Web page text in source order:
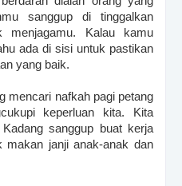
sanggup di tinggalkan
menjagamu. Kalau kamu
ada di sisi untuk pastikan
yang baik.
mencari nafkah pagi petang
keperluan kita. Kita
sanggup buat kerja
janji anak-anak dan